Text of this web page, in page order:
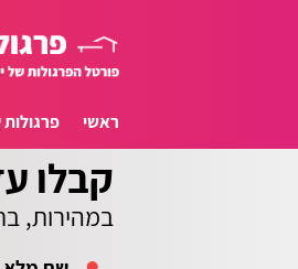
ראשי
קבלו עד 3 הצעות
במהירות,